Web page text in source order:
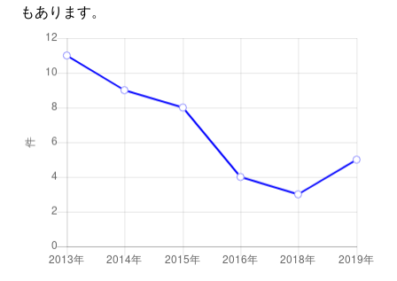
もあります。